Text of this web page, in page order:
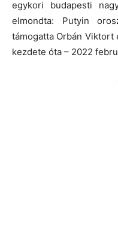
egykori budapesti
elmondta: Putyin
támogatta Orbán Viktort
kezdete óta – 2022